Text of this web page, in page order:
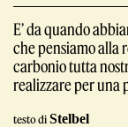
E’ da quando
che pensiamo alla
carbonio tutta
realizzare per una
testo di Stelbel